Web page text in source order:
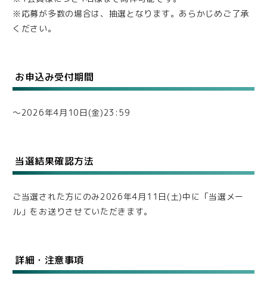
※応募が多数の場合は、抽選となります。あらかじめご了承
ください。
お申込み受付期間
〜2026年4月10日(金)23:59
当選結果確認方法
ご当選された方にのみ2026年4月11日(土)中に「当選メー
ル」をお送りさせていただきます。
詳細・注意事項